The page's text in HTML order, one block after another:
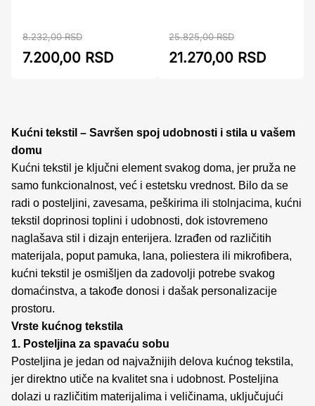
8.232,00 RSD
7.200,00 RSD
25.825,00 RSD
21.270,00 RSD
Kućni tekstil – Savršen spoj udobnosti i stila u vašem
domu
Kućni tekstil je ključni element svakog doma, jer pruža ne
samo funkcionalnost, već i estetsku vrednost. Bilo da se
radi o posteljini, zavesama, peškirima ili stolnjacima, kućni
tekstil doprinosi toplini i udobnosti, dok istovremeno
naglašava stil i dizajn enterijera. Izrađen od različitih
materijala, poput pamuka, lana, poliestera ili mikrofibera,
kućni tekstil je osmišljen da zadovolji potrebe svakog
domaćinstva, a takođe donosi i dašak personalizacije
prostoru.
Vrste kućnog tekstila
1. Posteljina za spavaću sobu
Posteljina je jedan od najvažnijih delova kućnog tekstila,
jer direktno utiče na kvalitet sna i udobnost. Posteljina
dolazi u različitim materijalima i veličinama, uključujući